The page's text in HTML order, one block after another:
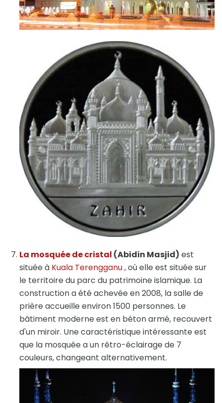
La mosquée de cristal (Abidin Masjid) est
située à Kuala Terengganu, où elle est située sur
le territoire du parc du patrimoine islamique. La
construction a été achevée en 2008, la salle de
prière accueille environ 1500 personnes. Le
bâtiment moderne est en béton armé, recouvert
d'un miroir. Une caractéristique intéressante est
que la mosquée a un rétro-éclairage de 7
couleurs, changeant alternativement.